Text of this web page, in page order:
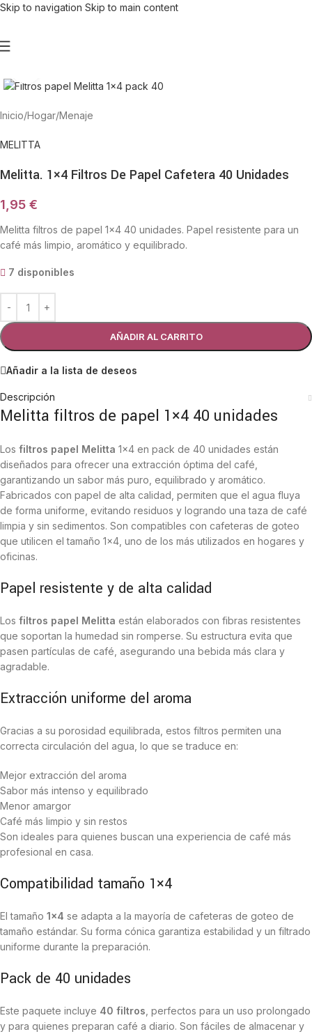
Skip to navigation Skip to main content
Inicio/Hogar/Menaje
MELITTA
Melitta. 1×4 Filtros De Papel Cafetera 40 Unidades
1,95 €
Melitta filtros de papel 1×4 40 unidades. Papel resistente para un
café más limpio, aromático y equilibrado.
7 disponibles
AÑADIR AL CARRITO
Añadir a la lista de deseos
Descripción
Melitta filtros de papel 1×4 40 unidades
Los filtros papel Melitta 1×4 en pack de 40 unidades están
diseñados para ofrecer una extracción óptima del café,
garantizando un sabor más puro, equilibrado y aromático.
Fabricados con papel de alta calidad, permiten que el agua fluya
de forma uniforme, evitando residuos y logrando una taza de café
limpia y sin sedimentos. Son compatibles con cafeteras de goteo
que utilicen el tamaño 1×4, uno de los más utilizados en hogares y
oficinas.
Papel resistente y de alta calidad
Los filtros papel Melitta están elaborados con fibras resistentes
que soportan la humedad sin romperse. Su estructura evita que
pasen partículas de café, asegurando una bebida más clara y
agradable.
Extracción uniforme del aroma
Gracias a su porosidad equilibrada, estos filtros permiten una
correcta circulación del agua, lo que se traduce en:
Mejor extracción del aroma
Sabor más intenso y equilibrado
Menor amargor
Café más limpio y sin restos
Son ideales para quienes buscan una experiencia de café más
profesional en casa.
Compatibilidad tamaño 1×4
El tamaño 1×4 se adapta a la mayoría de cafeteras de goteo de
tamaño estándar. Su forma cónica garantiza estabilidad y un filtrado
uniforme durante la preparación.
Pack de 40 unidades
Este paquete incluye 40 filtros , perfectos para un uso prolongado
y para quienes preparan café a diario. Son fáciles de almacenar y